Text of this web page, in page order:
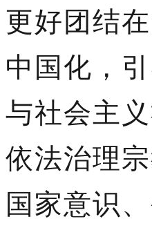
更好团结
中国化，
与社会主
依法治理
国家意识